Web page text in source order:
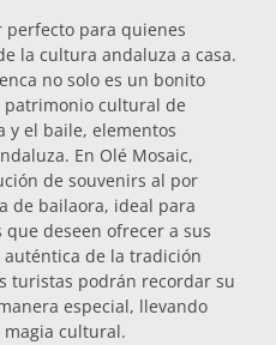
perfecto para quienes
la cultura andaluza a casa.
no solo es un bonito
cultural de
y el baile, elementos
En Olé Mosaic,
de souvenirs al por
de bailaora, ideal para
deseen ofrecer a sus
de la tradición
turistas podrán recordar su
especial, llevando
cultural.